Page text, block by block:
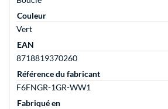
Couleur
Vert
EAN
8718819370260
Référence du fabricant
F6FNGR-1GR-WW1
Fabriqué en